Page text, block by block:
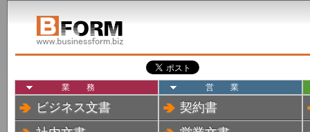
業務
ビジネス文書
営業
契約書